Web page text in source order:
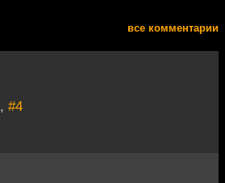
все комментарии
#4